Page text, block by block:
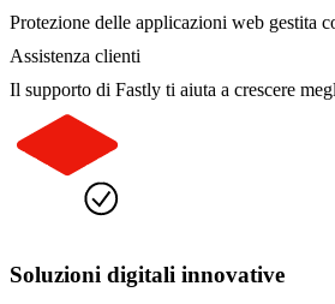
Protezione delle applicazioni web gestita
Assistenza clienti
Il supporto di Fastly ti aiuta a crescere
Soluzioni digitali innovative